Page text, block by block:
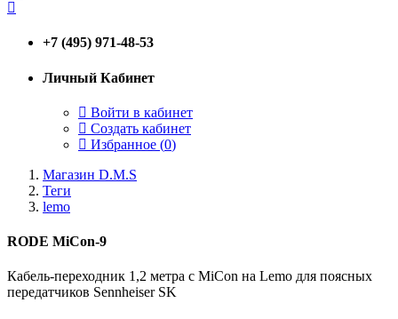
+7 (495) 971-48-53
Личный Кабинет
Войти в кабинет
Создать кабинет
Избранное (0)
Магазин D.M.S
Теги
lemo
RODE MiCon-9
Кабель-переходник 1,2 метра c MiCon на Lemo для поясных
передатчиков Sennheiser SK